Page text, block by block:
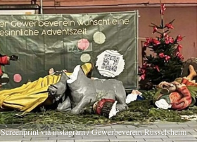
Screenprint via instagram / Gewerbeverein Rüsselsheim